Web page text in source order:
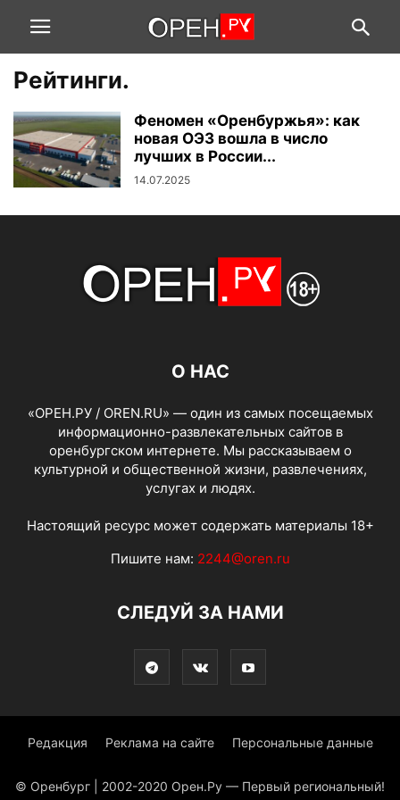
Рейтинги.
Феномен «Оренбуржья»: как
новая ОЭЗ вошла в число
лучших в России...
14.07.2025
О НАС
«ОРЕН.РУ / OREN.RU» — один из самых посещаемых
информационно-развлекательных сайтов в
оренбургском интернете. Мы рассказываем о
культурной и общественной жизни, развлечениях,
услугах и людях.
Настоящий ресурс может содержать материалы 18+
Пишите нам: 2244@oren.ru
СЛЕДУЙ ЗА НАМИ
Редакция Реклама на сайте Персональные данные
© Оренбург | 2002-2020 Орен.Ру — Первый региональный!